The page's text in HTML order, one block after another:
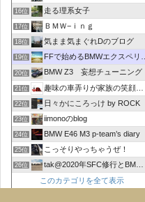
16位 走る理系女子
17位 ＢＭＷ−ｉｎｇ
18位 気まま気まぐれDのブログ
19位 FFで始めるBMWエクスペリエンス
20位 BMW Z3 妄想チューニング
21位 趣味の車弄りが家族の笑顔の中心にありますように
22位 日々かにころっけ by ROCK
23位 iimonoのblog
24位 BMW E46 M3 p-team’s diary
25位 こっそりやっちゃうぜ！
26位
tak@2020年SFC修行とBMW(F30)の備忘録。
このカテゴリを全て表示